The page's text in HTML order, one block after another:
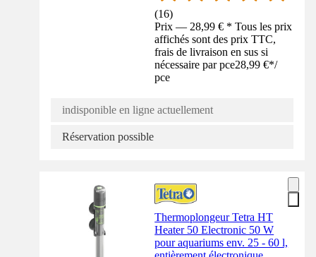
(16)
Prix — 28,99 € * Tous les prix
affichés sont des prix TTC,
frais de livraison en sus si
nécessaire par pce28,99 €*/
pce
indisponible en ligne actuellement
Réservation possible
Thermoplongeur Tetra HT
Heater 50 Electronic 50 W
pour aquariums env. 25 - 60 l,